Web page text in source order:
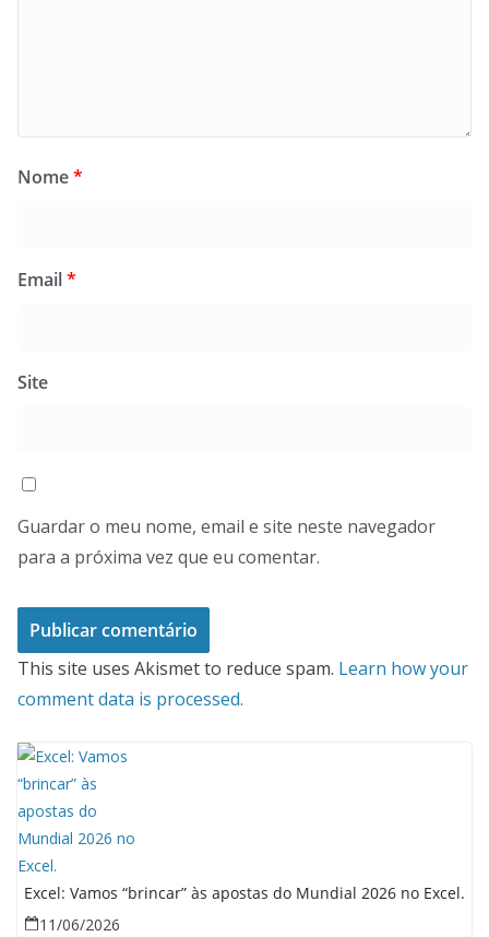
Nome*
Email*
Site
Guardar o meu nome, email e site neste navegador
para a próxima vez que eu comentar.
This site uses Akismet to reduce spam. Learn how your
comment data is processed.
Excel: Vamos “brincar” às apostas do Mundial 2026 no Excel.
11/06/2026